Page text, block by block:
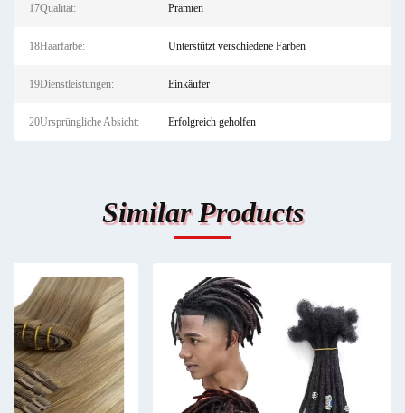
17Qualität: Prämien
18Haarfarbe: Unterstützt verschiedene Farben
19Dienstleistungen: Einkäufer
20Ursprüngliche Absicht: Erfolgreich geholfen
Similar Products